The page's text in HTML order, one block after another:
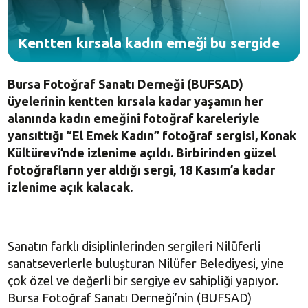
Kentten kırsala kadın emeği bu sergide
Bursa Fotoğraf Sanatı Derneği (BUFSAD)
üyelerinin kentten kırsala kadar yaşamın her
alanında kadın emeğini fotoğraf kareleriyle
yansıttığı “El Emek Kadın” fotoğraf sergisi, Konak
Kültürevi’nde izlenime açıldı. Birbirinden güzel
fotoğrafların yer aldığı sergi, 18 Kasım’a kadar
izlenime açık kalacak.
Sanatın farklı disiplinlerinden sergileri Nilüferli
sanatseverlerle buluşturan Nilüfer Belediyesi, yine
çok özel ve değerli bir sergiye ev sahipliği yapıyor.
Bursa Fotoğraf Sanatı Derneği’nin (BUFSAD)